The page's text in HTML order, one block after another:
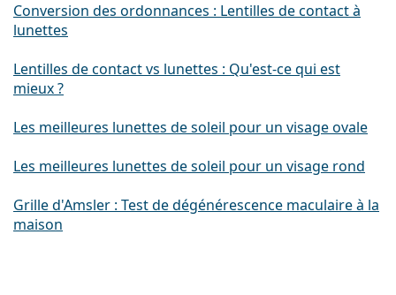
Conversion des ordonnances : Lentilles de contact à
lunettes
Lentilles de contact vs lunettes : Qu'est-ce qui est
mieux ?
Les meilleures lunettes de soleil pour un visage ovale
Les meilleures lunettes de soleil pour un visage rond
Grille d'Amsler : Test de dégénérescence maculaire à la
maison